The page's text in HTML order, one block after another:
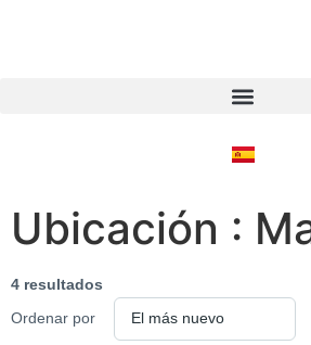
Ubicación :
4 resultados
Ordenar por